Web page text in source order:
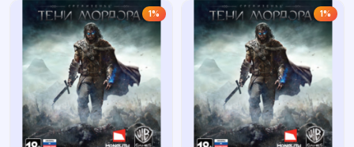
Купить Купить
1% 1%